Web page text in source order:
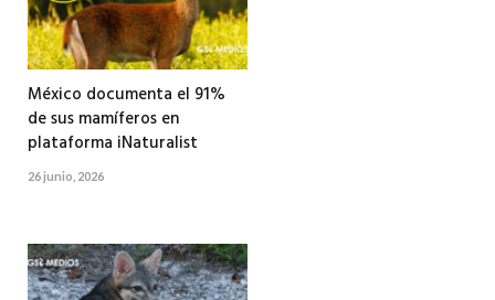
México documenta el 91%
de sus mamíferos en
plataforma iNaturalist
26 junio, 2026